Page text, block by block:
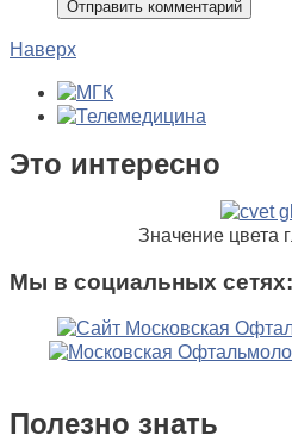
Наверх
Это интересно
Значение цвета
Мы в социальных сетях:
Полезно знать